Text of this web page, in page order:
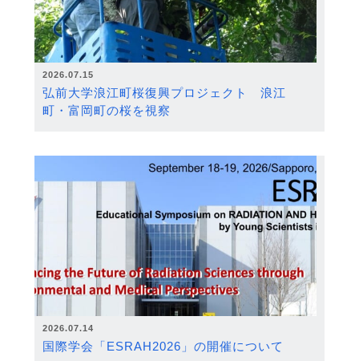
2026.07.15
弘前大学浪江町桜復興プロジェクト 浪江
町・富岡町の桜を視察
2026.07.14
国際学会「ESRAH2026」の開催について